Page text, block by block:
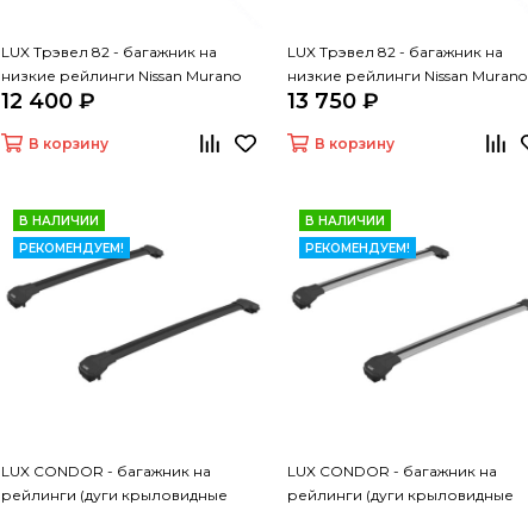
LUX Трэвел 82 - багажник на
низкие рейлинги Nissan Murano
Z52
12 400 ₽
В корзину
LUX Трэвел 82 - багажник на
низкие рейлинги Nissan Murano
Z52
13 750 ₽
В корзину
В НАЛИЧИИ
РЕКОМЕНДУЕМ!
LUX CONDOR - багажник на
рейлинги (дуги крыловидные
В НАЛИЧИИ
РЕКОМЕНДУЕМ!
LUX CONDOR - багажник на
рейлинги (дуги крыловидные